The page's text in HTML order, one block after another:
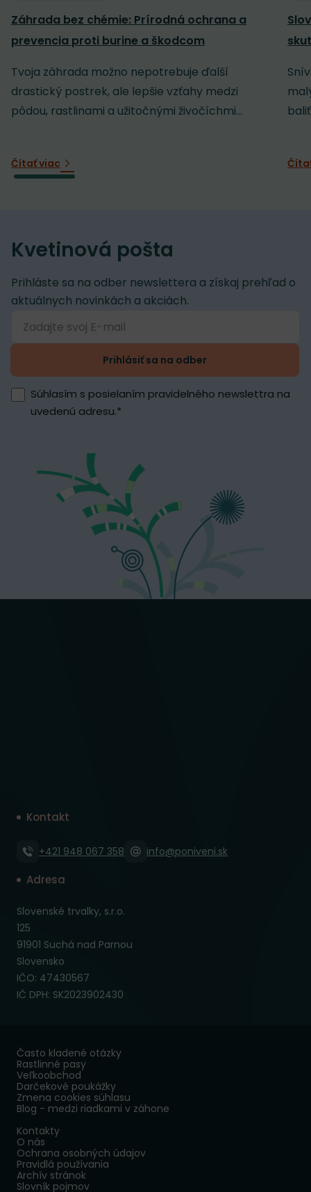
Záhrada bez chémie: Prírodná ochrana a
prevencia proti burine a škodcom
Tvoja záhrada možno nepotrebuje ďalší
drastický postrek, ale lepšie vzťahy medzi
pôdou, rastlinami a užitočnými živočíchmi...
Čítať viac
Kvetinová pošta
Prihláste sa na odber newslettera a získaj prehľad o
aktuálnych novinkách a akciách.
Prihlásiť sa na odber
Súhlasím s posielaním pravidelného newslettra na
uvedenú adresu.*
Kontakt
+421 948 067 358 info@poniveni.sk
Adresa
Slovenské trvalky, s.r.o.
125
91901 Suchá nad Parnou
Slovensko
IČO: 47430567
IČ DPH: SK2023902430
Často kladené otázky
Rastlinné pasy
Veľkoobchod
Darčekové poukážky
Zmena cookies súhlasu
Blog - medzi riadkami v záhone
Kontakty
O nás
Ochrana osobných údajov
Pravidlá používania
Archív stránok
Slovník pojmov